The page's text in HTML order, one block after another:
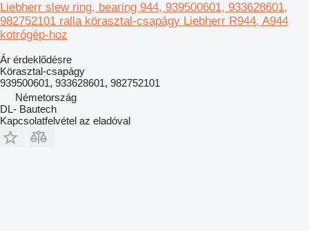
Liebherr slew ring, bearing 944, 939500601, 933628601,
982752101 ralla körasztal-csapágy Liebherr R944, A944
kotrógép-hoz
Ár érdeklődésre
Körasztal-csapágy
939500601, 933628601, 982752101
Németország
DL- Bautech
Kapcsolatfelvétel az eladóval